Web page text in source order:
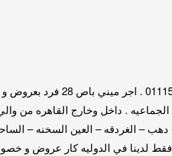
ايجار باص 32 راكب الى الساحل
– الغردقه – العين السخنه –
لدينا في الدوليه كار عروض و